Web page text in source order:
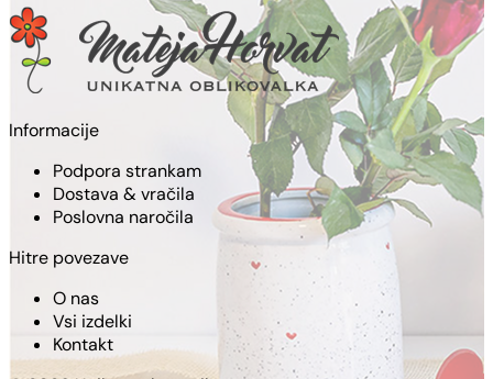
Informacije
Podpora strankam
Dostava & vračila
Poslovna naročila
Hitre povezave
O nas
Vsi izdelki
Kontakt